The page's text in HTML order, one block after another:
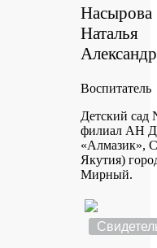
Насырова
Наталья
Воспитатель
Детский сад
филиал АН
«Алмазик»,
Якутия)
Мирный.